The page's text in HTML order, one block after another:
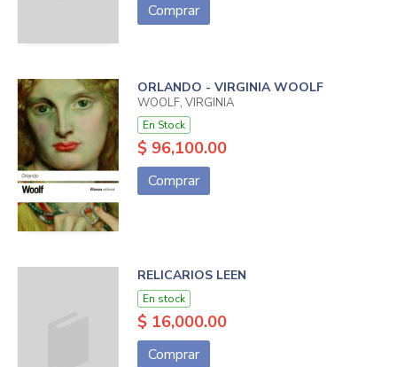
Comprar
ORLANDO - VIRGINIA WOOLF
WOOLF, VIRGINIA
En Stock
$ 96,100.00
Comprar
RELICARIOS LEEN
En stock
$ 16,000.00
Comprar